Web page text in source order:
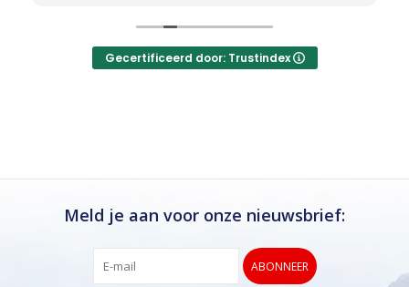
gevonden, waar met een paar kleine
aanpassing het perfecte model van werd
gemaakt.Gecertificeerd door: Trustindex
Meld je aan voor onze nieuwsbrief:
ABONNEER